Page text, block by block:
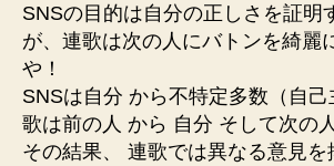
SNSの目的は自分の正しさを証明
が、連歌は次の人にバトンを綺麗
や！
SNSは自分 から不特定多数（自
歌は前の人 から 自分 そして次の
その結果、 連歌では異なる意見を